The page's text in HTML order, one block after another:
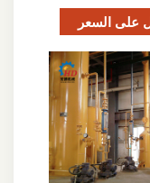
على السعر